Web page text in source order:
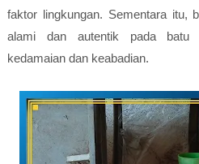
faktor lingkungan. Sementara itu,
alami dan autentik pada batu
kedamaian dan keabadian.